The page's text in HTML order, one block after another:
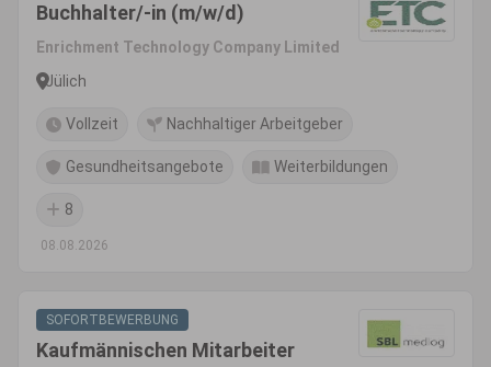
Buchhalter/-in (m/w/d)
Enrichment Technology Company Limited
Jülich
Vollzeit Nachhaltiger Arbeitgeber
Gesundheitsangebote Weiterbildungen
8
08.08.2026
SOFORTBEWERBUNG
Kaufmännischen Mitarbeiter